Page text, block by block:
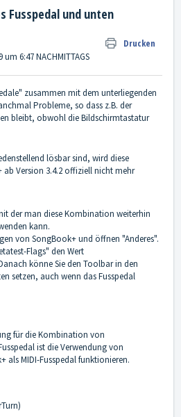
Fusspedal und unten
Drucken
6:47 NACHMITTAGS
zusammen mit dem unterliegenden
Probleme, so dass z.B. der
bleibt, obwohl die Bildschirmtastatur
lösbar sind, wird diese
Version 3.4.2 offiziell nicht mehr
der man diese Kombination weiterhin
kann.
von SongBook+ und öffnen "Anderes".
Flags" den Wert
könne Sie den Toolbar in den
setzen, auch wenn das Fusspedal
für die Kombination von
ist die Verwendung von
als MIDI-Fusspedal funktionieren.